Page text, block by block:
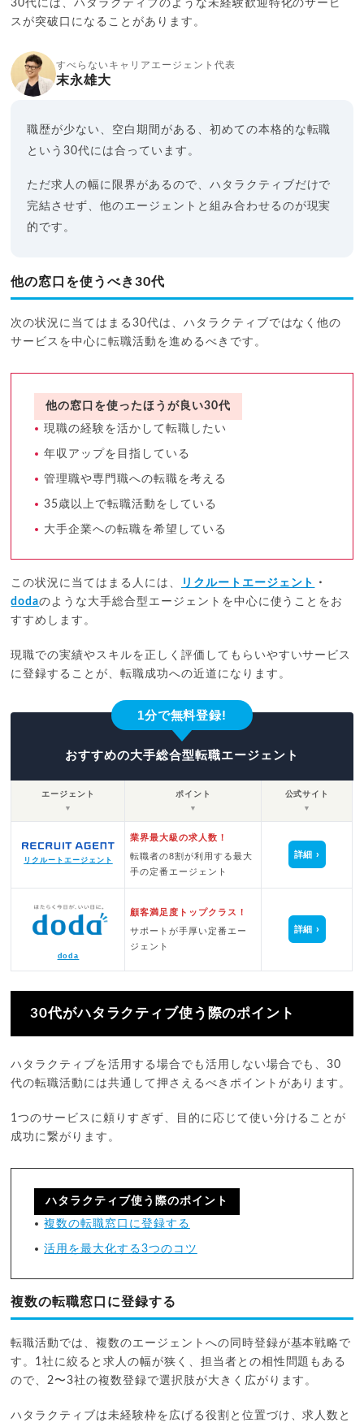
30代には、ハタラクティブのような未経験歓迎特化のサービ
スが突破口になることがあります。
すべらないキャリアエージェント代表
末永雄大
職歴が少ない、空白期間がある、初めての本格的な転職
という30代には合っています。
ただ求人の幅に限界があるので、ハタラクティブだけで
完結させず、他のエージェントと組み合わせるのが現実
的です。
他の窓口を使うべき30代
次の状況に当てはまる30代は、ハタラクティブではなく他の
サービスを中心に転職活動を進めるべきです。
他の窓口を使ったほうが良い30代
現職の経験を活かして転職したい
年収アップを目指している
管理職や専門職への転職を考える
35歳以上で転職活動をしている
大手企業への転職を希望している
この状況に当てはまる人には、 リクルートエージェント
・
dodaのような大手総合型エージェントを中心に使うことをお
すすめします。
現職での実績やスキルを正しく評価してもらいやすいサービス
に登録することが、転職成功への近道になります。
1分で無料登録!
おすすめの大手総合型転職エージェント
エージェント
▼
ポイント
▼
公式サイト
▼
リクルートエージェント
業界最大級の求人数！
転職者の8割が利用する最大
手の定番エージェント
詳細
doda
顧客満足度トップクラス！
サポートが手厚い定番エー
ジェント
詳細
30代がハタラクティブ使う際のポイント
ハタラクティブを活用する場合でも活用しない場合でも、30
代の転職活動には共通して押さえるべきポイントがあります。
1つのサービスに頼りすぎず、目的に応じて使い分けることが
成功に繋がります。
ハタラクティブ使う際のポイント
複数の転職窓口に登録する
活用を最大化する3つのコツ
複数の転職窓口に登録する
転職活動では、複数のエージェントへの同時登録が基本戦略で
す。1社に絞ると求人の幅が狭く、担当者との相性問題もある
ので、2〜3社の複数登録で選択肢が大きく広がります。
ハタラクティブは未経験枠を広げる役割と位置づけ、求人数と